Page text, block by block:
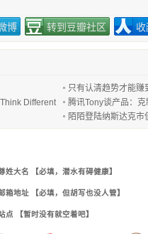
博 转到豆瓣社区
只有认清趋势才能赚
Different
腾讯Tony谈产品：
陌陌登陆纳斯达克市
姓大名 【必填，潜水有碍健康】
邮箱地址 【必填，但胡写也没人管】
点 【暂时没有就空着吧】